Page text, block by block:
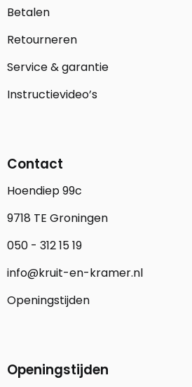
Betalen
Retourneren
Service & garantie
Instructievideo’s
Contact
Hoendiep 99c
9718 TE Groningen
050 - 312 15 19
info@kruit-en-kramer.nl
Openingstijden
Openingstijden